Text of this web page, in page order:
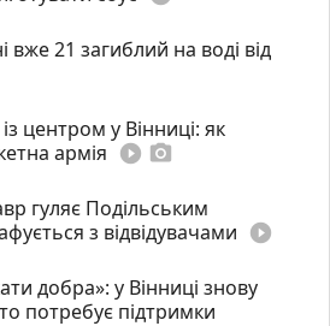
вже 21 загиблий на воді від
центром у Вінниці: як
армія play_circle_filled photo_camera
гуляє Подільським
з відвідувачами play_circle_filled
добра»: у Вінниці знову
потребує підтримки